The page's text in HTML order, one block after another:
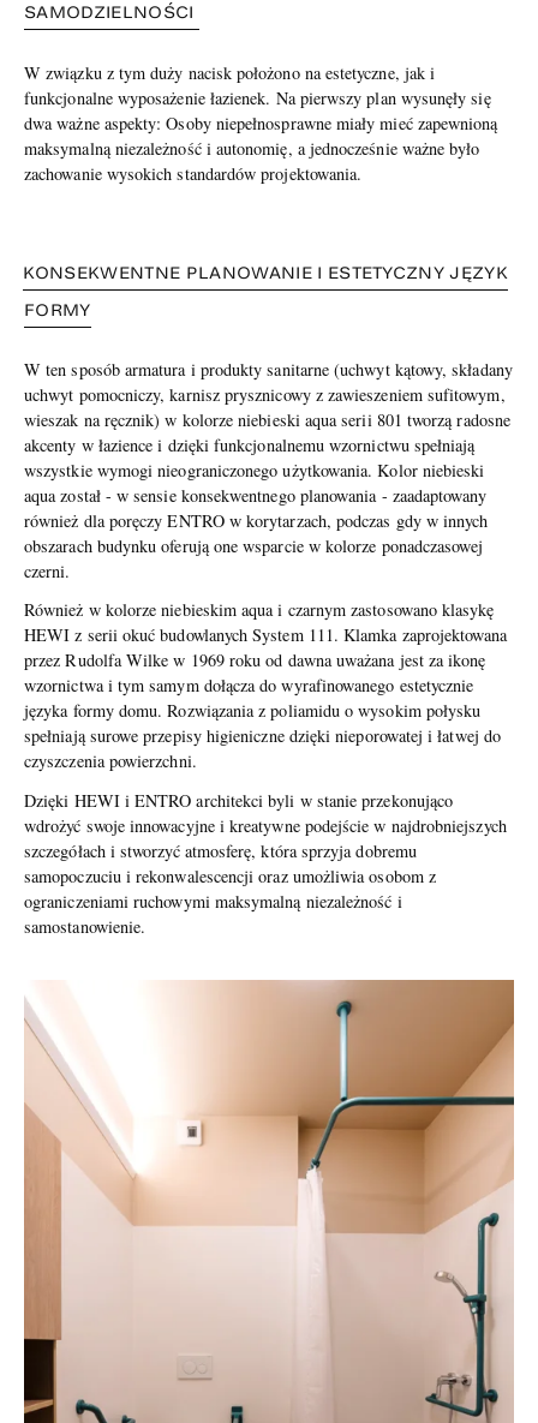
SAMODZIELNOŚCI
W związku z tym duży nacisk położono na estetyczne, jak i
funkcjonalne wyposażenie łazienek. Na pierwszy plan wysunęły się
dwa ważne aspekty: Osoby niepełnosprawne miały mieć zapewnioną
maksymalną niezależność i autonomię, a jednocześnie ważne było
zachowanie wysokich standardów projektowania.
KONSEKWENTNE PLANOWANIE I ESTETYCZNY JĘZYK
FORMY
W ten sposób armatura i produkty sanitarne (uchwyt kątowy, składany
uchwyt pomocniczy, karnisz prysznicowy z zawieszeniem sufitowym,
wieszak na ręcznik) w kolorze niebieski aqua serii 801 tworzą radosne
akcenty w łazience i dzięki funkcjonalnemu wzornictwu spełniają
wszystkie wymogi nieograniczonego użytkowania. Kolor niebieski
aqua został - w sensie konsekwentnego planowania - zaadaptowany
również dla poręczy ENTRO w korytarzach, podczas gdy w innych
obszarach budynku oferują one wsparcie w kolorze ponadczasowej
czerni.
Również w kolorze niebieskim aqua i czarnym zastosowano klasykę
HEWI z serii okuć budowlanych System 111. Klamka zaprojektowana
przez Rudolfa Wilke w 1969 roku od dawna uważana jest za ikonę
wzornictwa i tym samym dołącza do wyrafinowanego estetycznie
języka formy domu. Rozwiązania z poliamidu o wysokim połysku
spełniają surowe przepisy higieniczne dzięki nieporowatej i łatwej do
czyszczenia powierzchni.
Dzięki HEWI i ENTRO architekci byli w stanie przekonująco
wdrożyć swoje innowacyjne i kreatywne podejście w najdrobniejszych
szczegółach i stworzyć atmosferę, która sprzyja dobremu
samopoczuciu i rekonwalescencji oraz umożliwia osobom z
ograniczeniami ruchowymi maksymalną niezależność i
samostanowienie.